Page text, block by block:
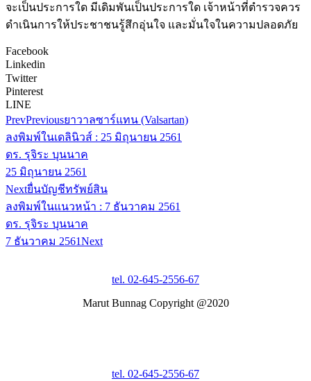
จะเป็นประการใด มีเดิมพันเป็นประการใด เจ้าหน้าที่ตำรวจควร
ดำเนินการให้ประชาชนรู้สึกอุ่นใจ และมั่นใจในความปลอดภัย
Facebook
Linkedin
Twitter
Pinterest
LINE
PrevPreviousยาวาลซาร์แทน (Valsartan)
ลงพิมพ์ในเดลินิวส์ : 25 มิถุนายน 2561
ดร. รุจิระ บุนนาค
25 มิถุนายน 2561
Nextยื่นบัญชีทรัพย์สิน
ลงพิมพ์ในแนวหน้า : 7 ธันวาคม 2561
ดร. รุจิระ บุนนาค
7 ธันวาคม 2561Next
tel. 02-645-2556-67
Marut Bunnag Copyright @2020
tel. 02-645-2556-67